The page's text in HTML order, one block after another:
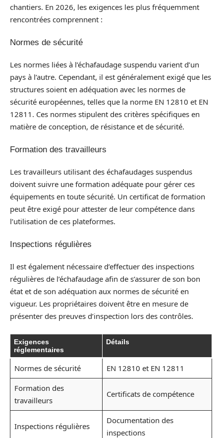
chantiers. En 2026, les exigences les plus fréquemment
rencontrées comprennent :
Normes de sécurité
Les normes liées à l’échafaudage suspendu varient d’un
pays à l’autre. Cependant, il est généralement exigé que les
structures soient en adéquation avec les normes de
sécurité européennes, telles que la norme EN 12810 et EN
12811. Ces normes stipulent des critères spécifiques en
matière de conception, de résistance et de sécurité.
Formation des travailleurs
Les travailleurs utilisant des échafaudages suspendus
doivent suivre une formation adéquate pour gérer ces
équipements en toute sécurité. Un certificat de formation
peut être exigé pour attester de leur compétence dans
l’utilisation de ces plateformes.
Inspections régulières
Il est également nécessaire d’effectuer des inspections
régulières de l’échafaudage afin de s’assurer de son bon
état et de son adéquation aux normes de sécurité en
vigueur. Les propriétaires doivent être en mesure de
présenter des preuves d’inspection lors des contrôles.
Exigences
réglementaires
Détails
Normes de sécurité
EN 12810 et EN 12811
Formation des
travailleurs
Certificats de compétence
Inspections régulières
Documentation des
inspections